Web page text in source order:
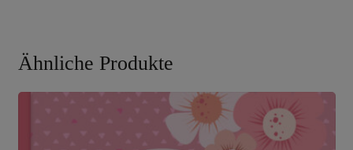
Ähnliche Produkte